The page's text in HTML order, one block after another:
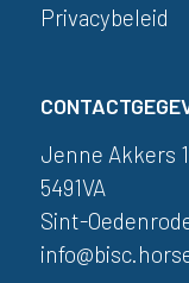
Privacybeleid
Jenne Akkers
5491VA
Sint-